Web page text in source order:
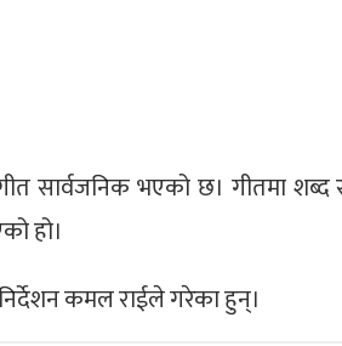
सार्वजनिक भएको छ। गीतमा
हो।
कमल राईले गरेका हुन्।